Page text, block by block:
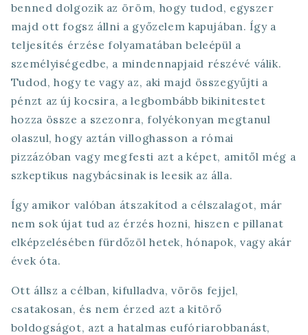
benned dolgozik az öröm, hogy tudod, egyszer
majd ott fogsz állni a győzelem kapujában. Így a
teljesítés érzése folyamatában beleépül a
személyiségedbe, a mindennapjaid részévé válik.
Tudod, hogy te vagy az, aki majd összegyűjti a
pénzt az új kocsira, a legbombább bikinitestet
hozza össze a szezonra, folyékonyan megtanul
olaszul, hogy aztán villoghasson a római
pizzázóban vagy megfesti azt a képet, amitől még a
szkeptikus nagybácsinak is leesik az álla.
Így amikor valóban átszakítod a célszalagot, már
nem sok újat tud az érzés hozni, hiszen e pillanat
elképzelésében fürdőzöl hetek, hónapok, vagy akár
évek óta.
Ott állsz a célban, kifulladva, vörös fejjel,
csatakosan, és nem érzed azt a kitörő
boldogságot, azt a hatalmas eufóriarobbanást,